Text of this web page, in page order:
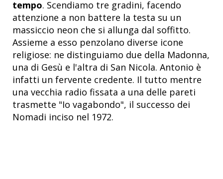
tempo. Scendiamo tre gradini, facendo
attenzione a non battere la testa su un
massiccio neon che si allunga dal soffitto.
Assieme a esso penzolano diverse icone
religiose: ne distinguiamo due della Madonna,
una di Gesù e l'altra di San Nicola. Antonio è
infatti un fervente credente. Il tutto mentre
una vecchia radio fissata a una delle pareti
trasmette "Io vagabondo", il successo dei
Nomadi inciso nel 1972.